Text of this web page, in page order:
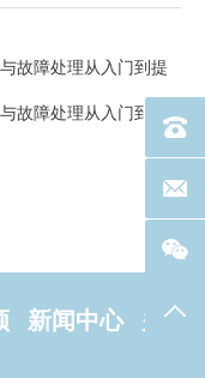
故障处理从入门到提
故障处理从入门到提
新闻中心
关
电话
联系
返回